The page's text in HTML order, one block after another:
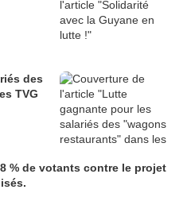
des
TVG
% de votants contre le projet